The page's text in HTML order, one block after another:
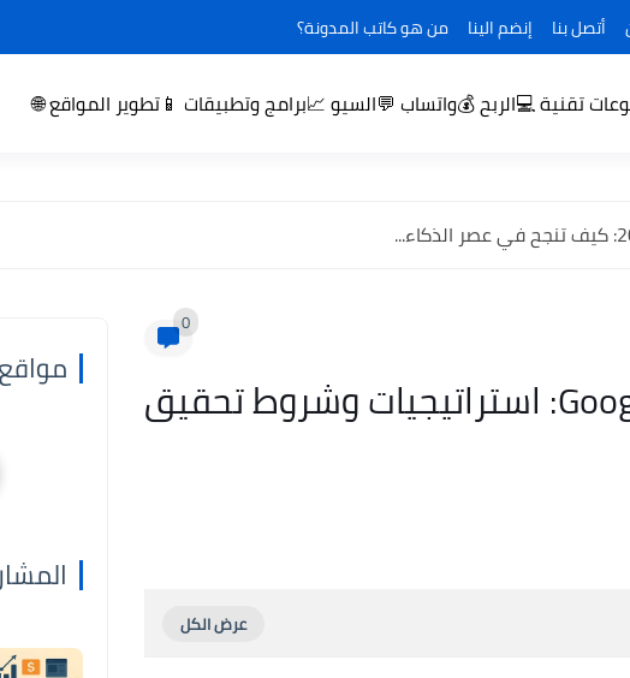
أتصل بنا إنضم الينا من هو كاتب المدونة؟
تقنية 💻الربح 💰واتساب 💬السيو 📈برامج وتطبيقات 📱تطوير المواقع 🌐
0
دليل شامل للربح من Google AdSense: استراتيجيات وشروط تحقيق